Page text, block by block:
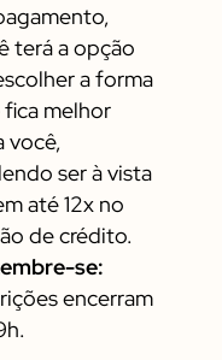
terá a opção
a forma
melhor
você,
ser à vista
até 12x no
de crédito.
se:
encerram